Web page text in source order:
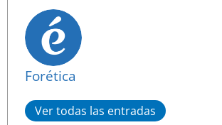
Forética
Ver todas las entradas